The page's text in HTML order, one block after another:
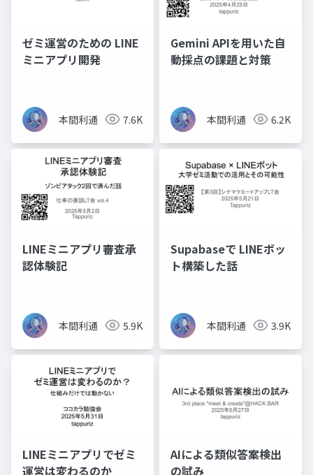
ゼミ運営のための LINE
ミニアプリ開発
本間利通 7.6K
Gemini APIを用いた自
動採点の課題と対策
本間利通 6.2K
LINEミニアプリ審査承
認体験記
本間利通 5.9K
Supabaseで LINEボッ
ト構築した話
本間利通 3.9K
LINEミニアプリでゼミ
運営は変わるのか
AIによる類似答案検出
の試み